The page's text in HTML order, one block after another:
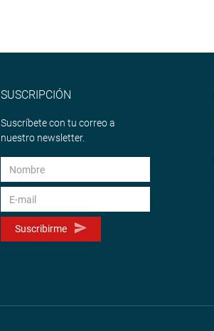
SUSCRIPCIÓN
Suscríbete con tu correo a
nuestro newsletter.
Suscribirme